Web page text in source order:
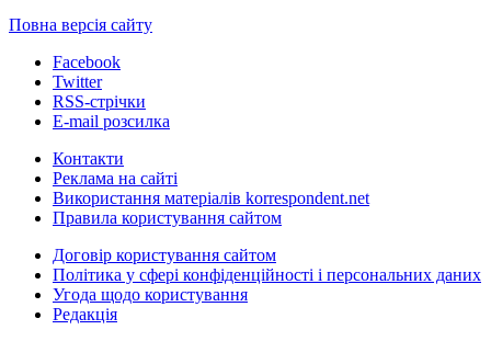
Повна версія сайту
Facebook
Twitter
RSS-стрічки
E-mail розсилка
Контакти
Реклама на сайті
Використання матеріалів korrespondent.net
Правила користування сайтом
Договір користування сайтом
Політика у сфері конфіденційності і персональних даних
Угода щодо користування
Редакція